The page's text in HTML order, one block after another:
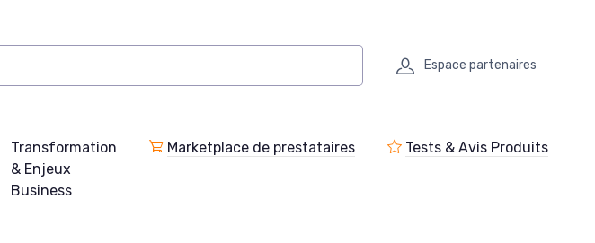
Espace partenaires
Transformation
& Enjeux
Business
Marketplace de prestataires Tests & Avis Produits